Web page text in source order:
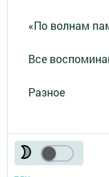
«По волнам
Все
Разное